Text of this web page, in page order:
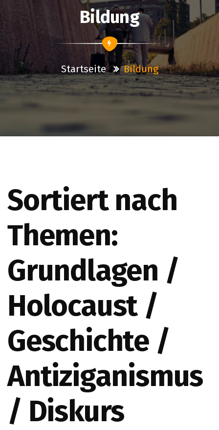
Bildung
Startseite Bildung
Sortiert nach
Themen:
Grundlagen /
Holocaust /
Geschichte /
Antiziganismus
/ Diskurs